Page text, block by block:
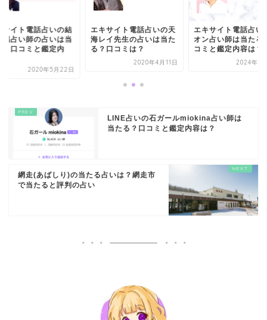
サイト電話占いの結
璃占い師の占いは当
？口コミと鑑定内
2020年5月22日
エキサイト電話占いの天
海レイ先生の占いは当た
る？口コミは？
2020年4月11日
エキサイト電話占い
オン占い師は当たる
コミと鑑定内容は？
2024年8
LINE占いの石ガールmiokina占い師は
当たる？口コミと鑑定内容は？
網走(あばしり)の当たる占いは？網走市
で当たると評判の占い